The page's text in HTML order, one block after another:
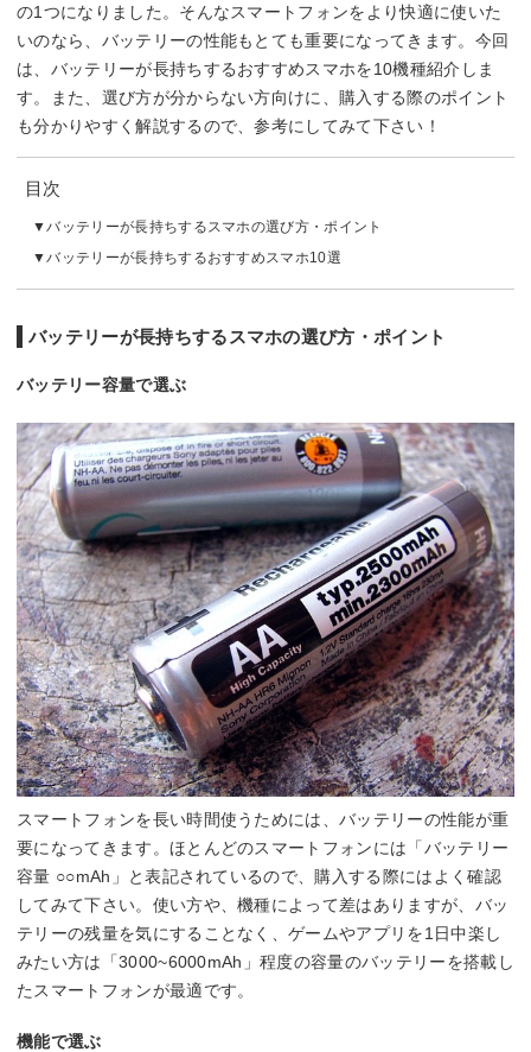
の1つになりました。そんなスマートフォンをより快適に使いた
いのなら、バッテリーの性能もとても重要になってきます。今回
は、バッテリーが長持ちするおすすめスマホを10機種紹介しま
す。また、選び方が分からない方向けに、購入する際のポイント
も分かりやすく解説するので、参考にしてみて下さい！
目次
バッテリーが長持ちするスマホの選び方・ポイント
バッテリーが長持ちするおすすめスマホ10選
バッテリーが長持ちするスマホの選び方・ポイント
バッテリー容量で選ぶ
スマートフォンを長い時間使うためには、バッテリーの性能が重
要になってきます。ほとんどのスマートフォンには「バッテリー
容量 ○○mAh」と表記されているので、購入する際にはよく確認
してみて下さい。使い方や、機種によって差はありますが、バッ
テリーの残量を気にすることなく、ゲームやアプリを1日中楽し
みたい方は「3000~6000mAh」程度の容量のバッテリーを搭載し
たスマートフォンが最適です。
機能で選ぶ